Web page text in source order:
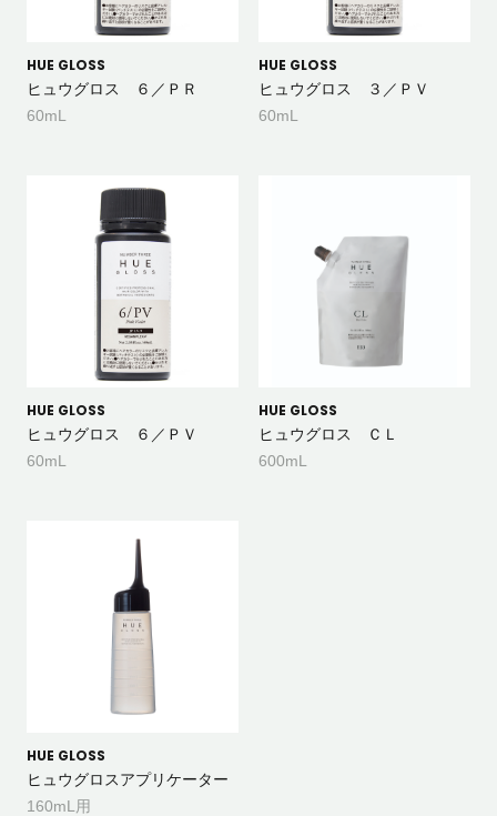
HUE GLOSS
ヒュウグロス ６／ＰＲ
60mL
HUE GLOSS
ヒュウグロス ３／ＰＶ
60mL
HUE GLOSS
ヒュウグロス ６／ＰＶ
60mL
HUE GLOSS
ヒュウグロス ＣＬ
600mL
HUE GLOSS
ヒュウグロスアプリケーター
160mL用